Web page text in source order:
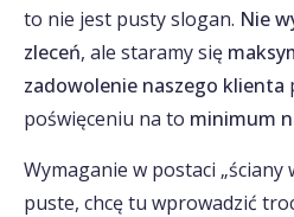
to nie jest pusty slogan. Nie
zleceń, ale staramy się
zadowolenie naszego klienta
poświęceniu na to minimum
Wymaganie w postaci
puste, chcę tu wprowadzić